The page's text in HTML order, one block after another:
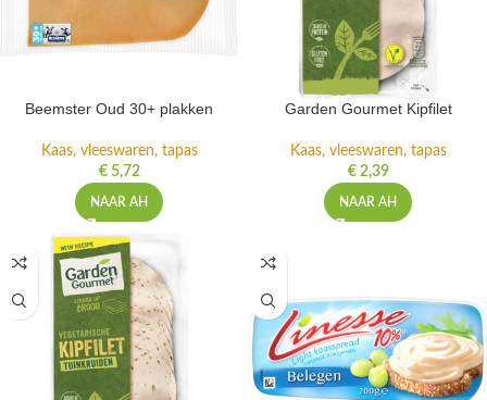
Beemster Oud 30+ plakken
Kaas, vleeswaren, tapas
€5,72
NAAR AH
Garden Gourmet Kipfilet
Kaas, vleeswaren, tapas
€2,39
NAAR AH